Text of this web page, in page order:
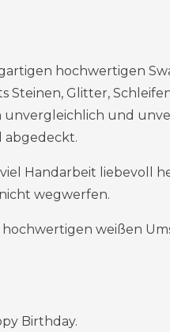
hochwertigen
Steinen, Glitter,
unvergleichlich und
abgedeckt.
Handarbeit liebevoll
wegwerfen.
hochwertigen weißen
Birthday.